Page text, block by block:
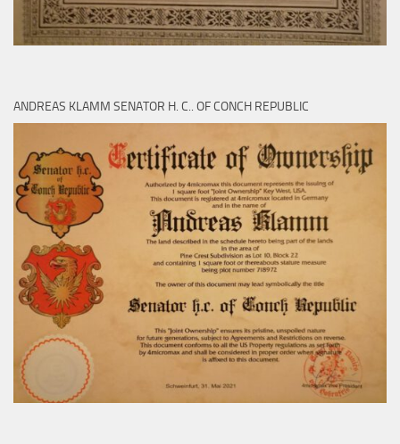
ANDREAS KLAMM SENATOR H. C.. OF CONCH REPUBLIC